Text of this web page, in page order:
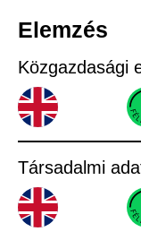
Elemzés
Közgazdasági
Társadalmi